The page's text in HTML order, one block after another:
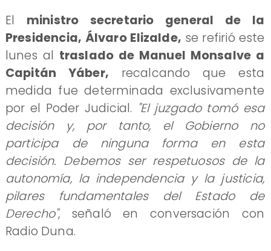
​El ministro secretario general de la
Presidencia, Álvaro Elizalde, se refirió este
lunes al traslado de Manuel Monsalve a
Capitán Yáber, recalcando que esta
medida fue determinada exclusivamente
por el Poder Judicial. "El juzgado tomó esa
decisión y, por tanto, el Gobierno no
participa de ninguna forma en esta
decisión. Debemos ser respetuosos de la
autonomía, la independencia y la justicia,
pilares fundamentales del Estado de
Derecho", señaló en conversación con
Radio Duna.